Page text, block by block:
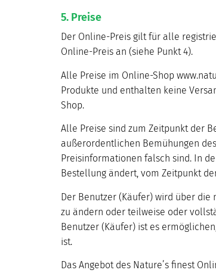
5. Preise
Der Online-Preis gilt für alle
Online-Preis an (siehe Punkt 4).
Alle Preise im Online-Shop
Produkte und enthalten keine
Shop.
Alle Preise sind zum Zeitpunkt der
außerordentlichen Bemühungen
Preisinformationen falsch sind. In
Bestellung ändert, vom Zeitpunkt
Der Benutzer (Käufer) wird über
zu ändern oder teilweise oder
Benutzer (Käufer) ist es
ist.
Das Angebot des Nature’s finest